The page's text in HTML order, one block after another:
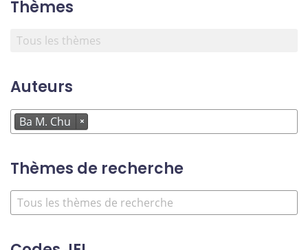
Thèmes
Auteurs
Ba M. Chu ×
Thèmes de recherche